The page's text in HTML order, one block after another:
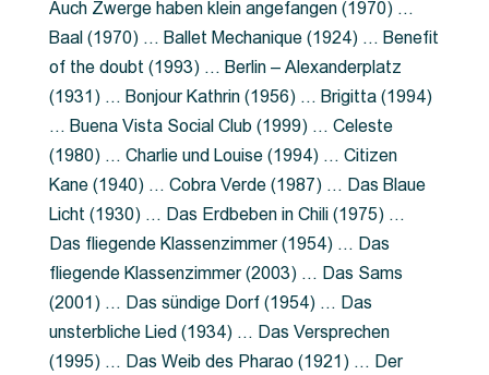
Auch Zwerge haben klein angefangen (1970) …
Baal (1970) … Ballet Mechanique (1924) … Benefit
of the doubt (1993) … Berlin – Alexanderplatz
(1931) … Bonjour Kathrin (1956) … Brigitta (1994)
… Buena Vista Social Club (1999) … Celeste
(1980) … Charlie und Louise (1994) … Citizen
Kane (1940) … Cobra Verde (1987) … Das Blaue
Licht (1930) … Das Erdbeben in Chili (1975) …
Das fliegende Klassenzimmer (1954) … Das
fliegende Klassenzimmer (2003) … Das Sams
(2001) … Das sündige Dorf (1954) … Das
unsterbliche Lied (1934) … Das Versprechen
(1995) … Das Weib des Pharao (1921) … Der